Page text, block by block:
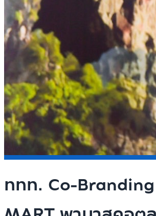
ททท. Co-